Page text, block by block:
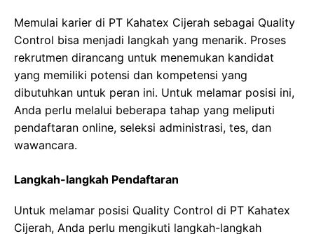
Memulai karier di PT Kahatex Cijerah sebagai Quality
Control bisa menjadi langkah yang menarik. Proses
rekrutmen dirancang untuk menemukan kandidat
yang memiliki potensi dan kompetensi yang
dibutuhkan untuk peran ini. Untuk melamar posisi ini,
Anda perlu melalui beberapa tahap yang meliputi
pendaftaran online, seleksi administrasi, tes, dan
wawancara.
Langkah-langkah Pendaftaran
Untuk melamar posisi Quality Control di PT Kahatex
Cijerah, Anda perlu mengikuti langkah-langkah